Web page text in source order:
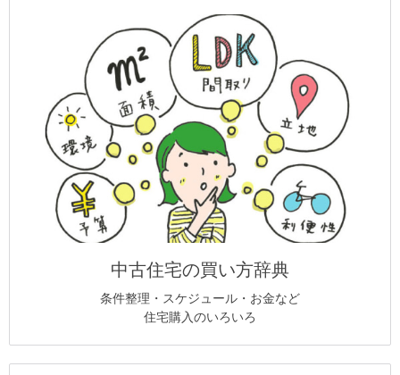
中古住宅の買い方辞典
条件整理・スケジュール・お金など
住宅購入のいろいろ